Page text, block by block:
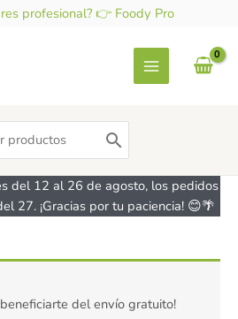
profesional? 👉 Foody Pro
del 12 al 26 de agosto, los pedidos
27. ¡Gracias por tu paciencia! 😊🌴
del envío gratuito!